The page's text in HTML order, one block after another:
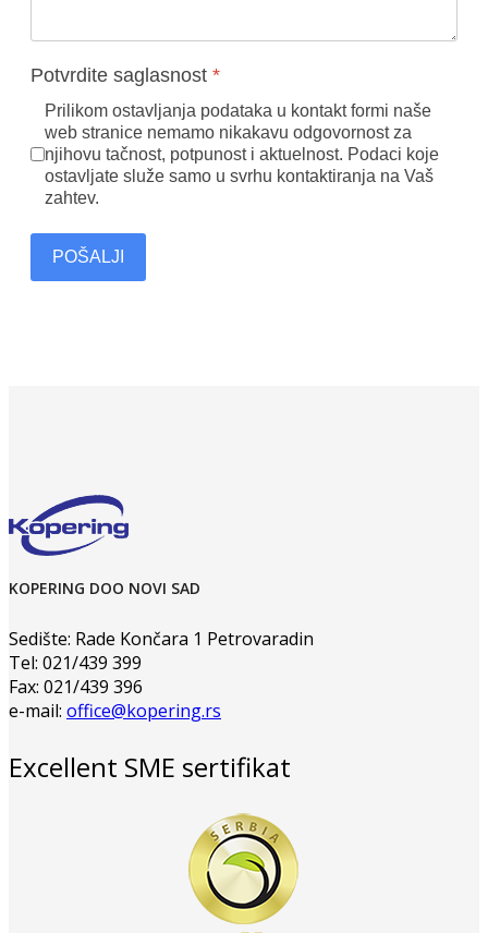
Potvrdite saglasnost *
Prilikom ostavljanja podataka u kontakt formi naše
web stranice nemamo nikakavu odgovornost za
njihovu tačnost, potpunost i aktuelnost. Podaci koje
ostavljate služe samo u svrhu kontaktiranja na Vaš
zahtev.
POŠALJI
KOPERING DOO NOVI SAD
Sedište: Rade Končara 1 Petrovaradin
Tel: 021/439 399
Fax: 021/439 396
e-mail: office@kopering.rs
Excellent SME sertifikat